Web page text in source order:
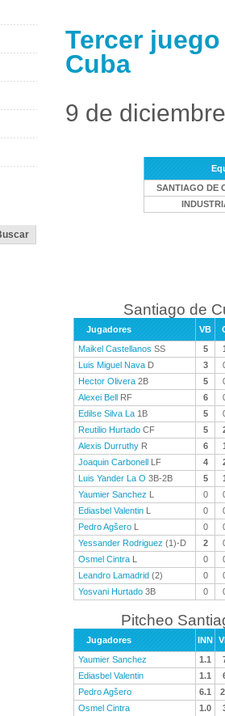
Tercer
Cuba
9 de
SANTIAGO DE
Santiago de
Jugadores VB
Maikel Castellanos SS 5
Luis Miguel Nava D 3
Hector Olivera 2B 5
Alexei Bell RF 6
Edilse Silva La 1B 5
Reutilio Hurtado CF 5
Alexis Durruthy R 6
Joaquin Carbonell LF 4
Luis Yander La O 3B-2B 5
Yaumier Sanchez L 0
Ediasbel Valentin L 0
Pedro Agšero L 0
Yessander Rodriguez (1)-D 2
Osmel Cintra L 0
Leandro Lamadrid (2) 0
Yosvani Hurtado 3B 0
Pitcheo
Jugadores INN
Yaumier Sanchez
1.1
Ediasbel Valentin
1.1
Pedro Agšero
6.1
Osmel Cintra
1.0